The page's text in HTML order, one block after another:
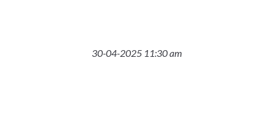
30-04-2025 11:30 am